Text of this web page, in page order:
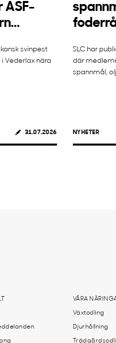
ASF-
svinpest
i Vederlax nära
31.07.2026
SLC har
där
spannmål,
NYHETER
VÅRA
Växtodling
Djurhållning